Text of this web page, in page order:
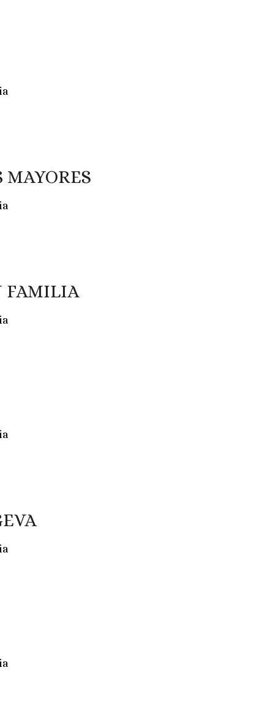
MAYORES
FAMILIA